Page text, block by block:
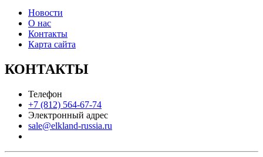
Новости
О нас
Контакты
Карта сайта
КОНТАКТЫ
Телефон
+7 (812) 564-67-74
Электронный адрес
sale@elkland-russia.ru